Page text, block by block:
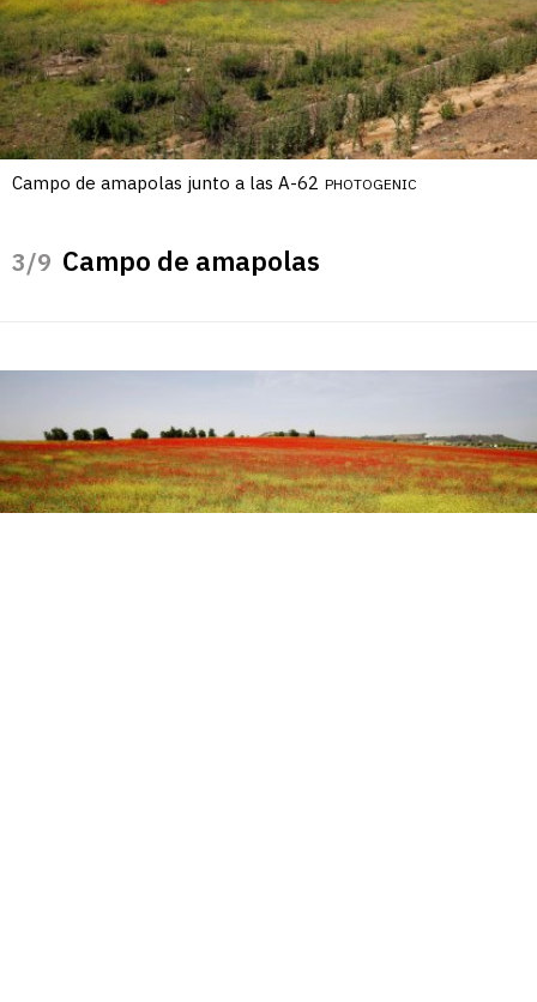
Campo de amapolas junto a las A-62 PHOTOGENIC
/9 Campo de amapolas